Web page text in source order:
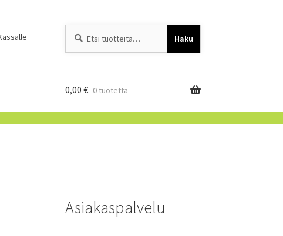
Haku
0,00 € 0 tuotetta
Asiakaspalvelu